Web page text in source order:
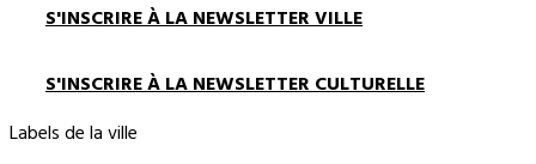
S'INSCRIRE À LA NEWSLETTER VILLE
S'INSCRIRE À LA NEWSLETTER CULTURELLE
Labels de la ville